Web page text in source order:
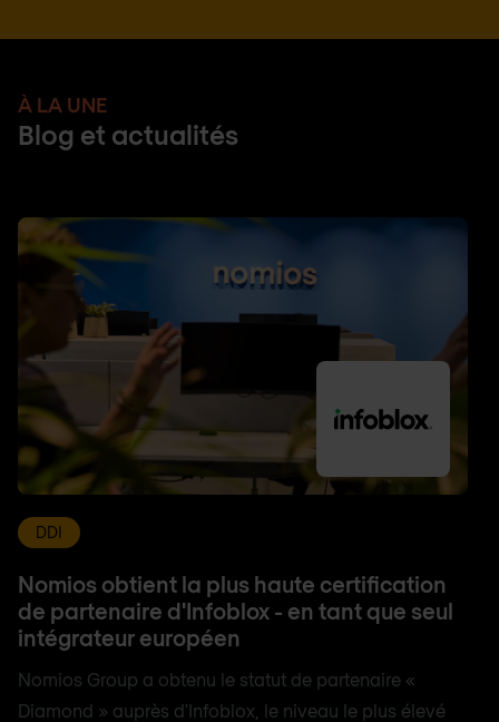
À LA UNE
Blog et actualités
DDI
Nomios obtient la plus haute certification
de partenaire d'Infoblox - en tant que seul
intégrateur européen
Nomios Group a obtenu le statut de partenaire «
Diamond » auprès d'Infoblox, le niveau le plus élevé